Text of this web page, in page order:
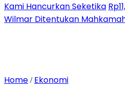
Kami Hancurkan Seketika
Wilmar Ditentukan
Home / Ekonomi